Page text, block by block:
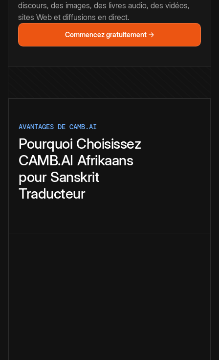
discours, des images, des livres audio, des vidéos,
sites Web et diffusions en direct.
Commencez gratuitement →
AVANTAGES DE CAMB.AI
Pourquoi Choisissez
CAMB.AI Afrikaans
pour Sanskrit
Traducteur